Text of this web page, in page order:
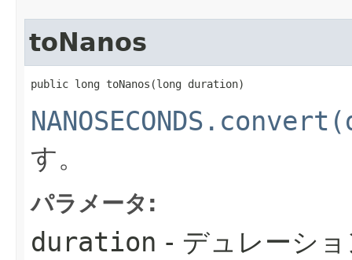
toNanos
public long toNanos​(long duration)
す。
パラメータ:
duration - デュレーシ